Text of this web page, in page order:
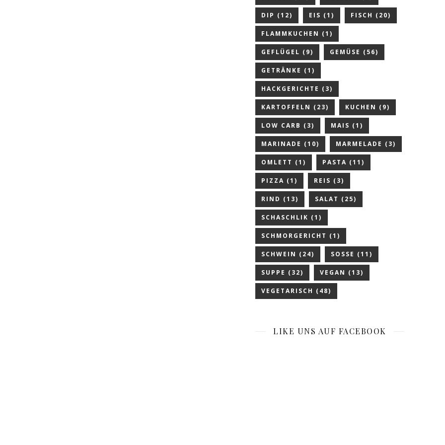
DIP (12) EIS (1) FISCH (20)
FLAMMKUCHEN (1)
GEFLÜGEL (9) GEMÜSE (56)
GETRÄNKE (1)
HACKGERICHTE (3)
KARTOFFELN (23) KUCHEN (9)
LOW CARB (3) MAIS (1)
MARINADE (10) MARMELADE (3)
OMLETT (1) PASTA (11)
PIZZA (1) REIS (3)
RIND (13) SALAT (25)
SCHASCHLIK (1)
SCHMORGERICHT (1)
SCHWEIN (24) SOSSE (11)
SUPPE (32) VEGAN (13)
VEGETARISCH (48)
LIKE UNS AUF FACEBOOK